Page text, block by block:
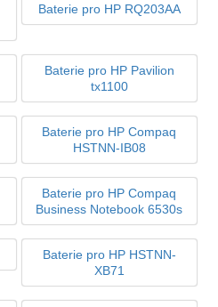
Baterie pro HP RQ203AA
Baterie pro HP Pavilion
tx1100
Baterie pro HP Compaq
HSTNN-IB08
Baterie pro HP Compaq
Business Notebook 6530s
Baterie pro HP HSTNN-
XB71